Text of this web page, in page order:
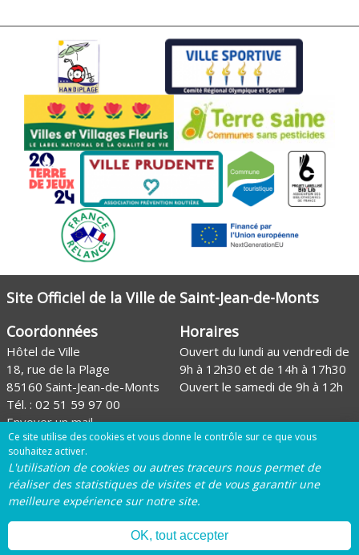
Site Officiel de la Ville de Saint-Jean-de-Monts
Coordonnées
Hôtel de Ville
18, rue de la Plage
85160 Saint-Jean-de-Monts
Tél. : 02 51 59 97 00
Envoyer un mail
Horaires
Ouvert du lundi au vendredi de
9h à 12h30 et de 14h à 17h30
Ouvert le samedi de 9h à 12h
Site de l'Office de tourisme
Page Facebook de la Ville
Page Instagram de la Ville
Ce site utilise des cookies et vous donne le contrôle sur ce que vous
souhaitez activer.
L'utilisation de cookies ou autres traceurs nous permet de
réaliser des statistiques de visites et de vous garantir une
meilleure expérience sur notre site.
OK, tout accepter